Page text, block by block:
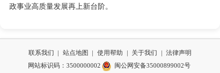
政事业高质量发展再上新台阶。
联系我们 | 站点地图 | 使用帮助 | 关于我们 | 法律声明
网站标识码：3500000002
闽公网安备35000899002号